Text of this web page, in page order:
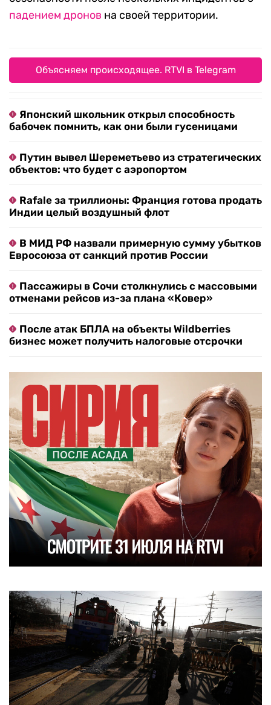
падением дронов на своей территории.
Объясняем происходящее. RTVI в Telegram
Японский школьник открыл способность
бабочек помнить, как они были гусеницами
Путин вывел Шереметьево из стратегических
объектов: что будет с аэропортом
Rafale за триллионы: Франция готова продать
Индии целый воздушный флот
В МИД РФ назвали примерную сумму убытков
Евросоюза от санкций против России
Пассажиры в Сочи столкнулись с массовыми
отменами рейсов из-за плана «Ковер»
После атак БПЛА на объекты Wildberries
бизнес может получить налоговые отсрочки